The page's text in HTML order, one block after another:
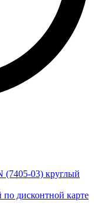
(7405-03) круглый
по дисконтной карте